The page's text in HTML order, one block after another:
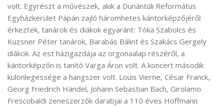
volt. Egyrészt a művészek, akik a Dunántúli Református
Egyházkerület Pápán zajló háromhetes kántorképzőjéről
érkeztek, tanárok és diákok egyaránt: Tóka Szabolcs és
Kuzsner Péter tanárok, Barabás Bálint és Szakács Gergely
diákok. Az est házigazdája az orgonaalap részéről, a
kántorképzőn is tanító Varga Áron volt. A koncert második
különlegessége a hangszer volt. Louis Vierne, César Franck,
Georg Friedrich Händel, Johann Sebastian Bach, Girolamo
Frescobaldi zeneszerzők darabjai a 110 éves Hoffmann